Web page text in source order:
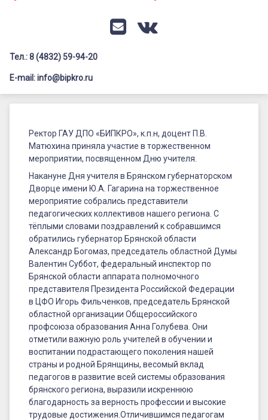
Профилактика дистанционных преступлений
Флагманы образования
Педагог-психолог
E-mailVK
Заголовок сайта → второстепенный
Тел.: 8 (4832) 59-94-20
E-mail: info@bipkro.ru
ГАУ
ДПО
«БИПКРО»,
к.п.н,
доцент
П.В.
Матюхина
приняла
участие
торжественном
мероприятии,
посвященном
Дню
учителя
ГАУ ДПО "БИПКРО"
Категории:
Новости
Ректор ГАУ ДПО «БИПКРО», к.п.н, доцент П.В.
Матюхина приняла участие в торжественном
мероприятии, посвященном Дню учителя.
Накануне Дня учителя в Брянском губернаторском
Дворце имени Ю.А. Гагарина на торжественное
мероприятие собрались представители
педагогических коллективов нашего региона. С
тёплыми словами поздравлений к собравшимся
обратились губернатор Брянской области
Александр Богомаз, председатель областной Думы
Валентин Суббот, федеральный инспектор по
Брянской области аппарата полномочного
представителя Президента Российской Федерации
в ЦФО Игорь Фильченков, председатель Брянской
областной организации Общероссийского
профсоюза образования Анна Голубева. Они
отметили важную роль учителей в обучении и
воспитании подрастающего поколения нашей
страны и родной Брянщины, весомый вклад
педагогов в развитие всей системы образования
брянского региона, выразили искреннюю
благодарность за верность профессии и высокие
трудовые достижения.Отличившимся педагогам